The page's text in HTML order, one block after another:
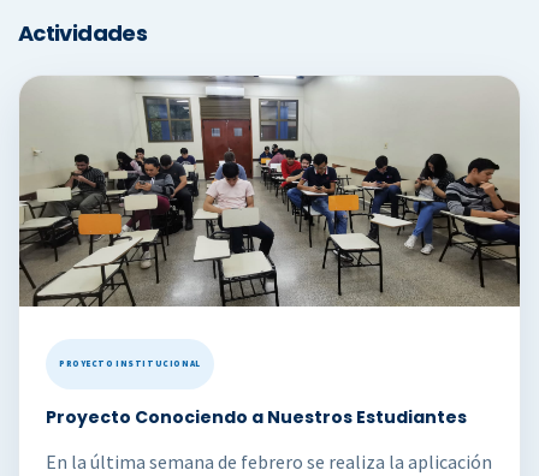
Actividades
PROYECTO INSTITUCIONAL
Proyecto Conociendo a Nuestros Estudiantes
En la última semana de febrero se realiza la aplicación